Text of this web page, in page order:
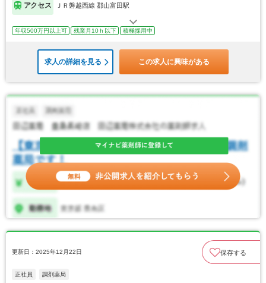
アクセス ＪＲ磐越西線 郡山富田駅
年収500万円以上可 残業月10ｈ以下 積極採用中
求人の詳細を見る この求人に興味がある
更新日：2025年12月22日 保存する
正社員 調剤薬局